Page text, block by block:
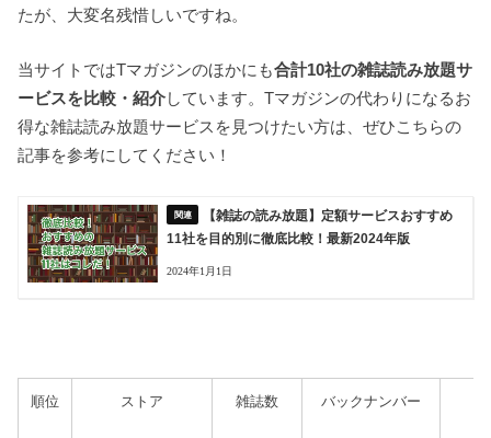
たが、大変名残惜しいですね。
当サイトではTマガジンのほかにも合計10社の雑誌読み放題サ
ービスを比較・紹介しています。Tマガジンの代わりになるお
得な雑誌読み放題サービスを見つけたい方は、ぜひこちらの
記事を参考にしてください！
【雑誌の読み放題】定額サービスおすすめ
11社を目的別に徹底比較！最新2024年版
2024年1月1日
順位 ストア 雑誌数 バックナンバー